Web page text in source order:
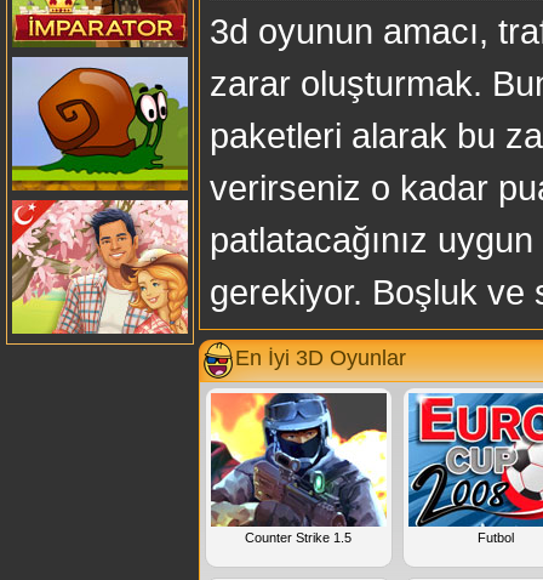
3d oyunun amacı,
zarar oluşturmak.
paketleri alarak bu
verirseniz o kadar
patlatacağınız
gerekiyor. Boşluk ve
En İyi 3D Oyunlar
Counter Strike 1.5 Futbol